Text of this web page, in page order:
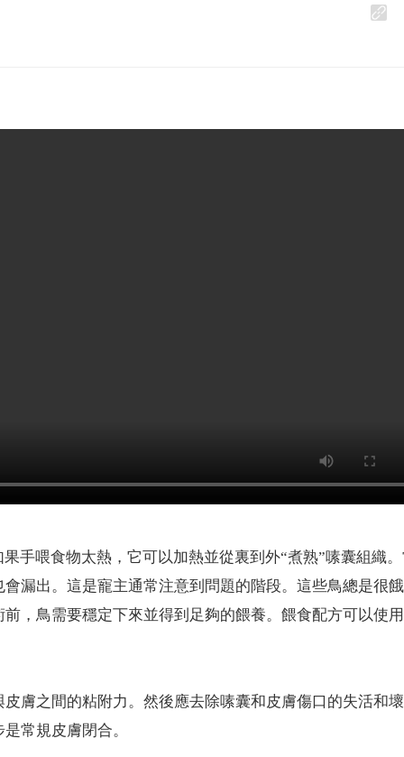
手喂食物太熱，它可以加熱並從裏到外“煮熟”嗉囊組織
漏出。這是寵主通常注意到問題的階段。這些鳥總是很
，鳥需要穩定下來並得到足夠的餵養。餵食配方可以使
膚之間的粘附力。然後應去除嗉囊和皮膚傷口的失活和
常規皮膚閉合。